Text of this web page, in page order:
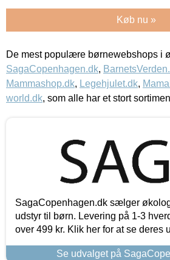
Køb nu »
De mest populære børnewebshops i
SagaCopenhagen.dk,
Mammashop.dk, Legehjulet.dk,
world.dk, som alle har et stort
SagaCopenhagen.dk sælger
udstyr til børn. Levering på 1-3
over 499 kr. Klik her for at se deres
Se udvalget på